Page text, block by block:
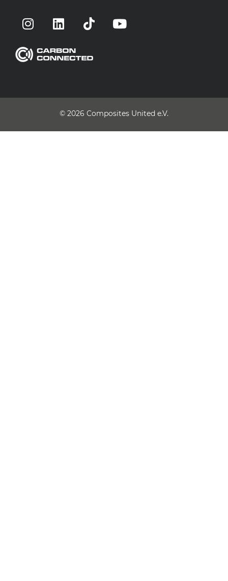
© 2026 Composites United e.V.